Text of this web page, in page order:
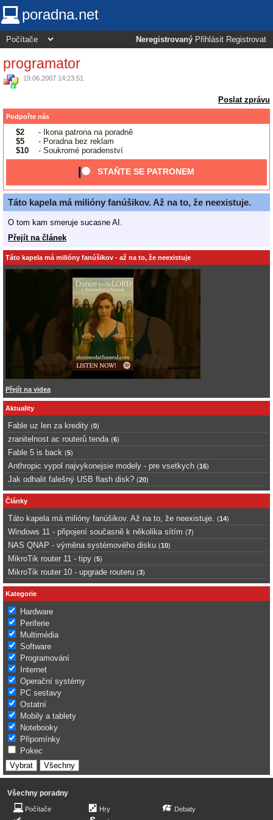
poradna.net
Neregistrovaný Přihlásit Registrovat
programator
19.06.2007 14:23:51
Poslat zprávu
Podpořte nás
$2
- Ikona patrona na poradně
$5
- Poradna bez reklam
$10
- Soukromé poradenství
STAŇTE SE PATRONEM
Táto kapela má milióny fanúšikov. Až na to, že neexistuje.
O tom kam smeruje sucasne AI.
Přejít na článek
Táto kapela má milióny fanúšikov - až na to, že neexistuje
Přejít na videa
Aktuality
Fable uz len za kredity (0)
zranitelnost ac routerů tenda (6)
Fable 5 is back (5)
Anthropic vypol najvykonejsie modely - pre vsetkych (16)
Jak odhalit falešný USB flash disk? (20)
Články
Táto kapela má milióny fanúšikov. Až na to, že neexistuje. (14)
Windows 11 - připojení současně k několika sítím (7)
NAS QNAP - výměna systémového disku (10)
MikroTik router 11 - tipy (5)
MikroTik router 10 - upgrade routeru (3)
Kategorie
Hardware
Periferie
Multimédia
Software
Programování
Internet
Operační systémy
PC sestavy
Ostatní
Mobily a tablety
Notebooky
Připomínky
Pokec
Všechny poradny
Počítače
Hry
Debaty